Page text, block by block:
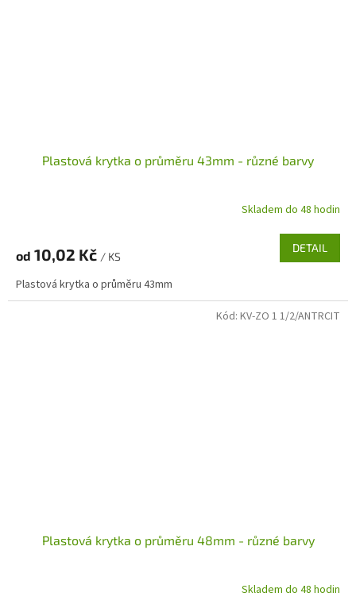
Plastová krytka o průměru 43mm - různé barvy
Skladem do 48 hodin
od 10,02 Kč / KS
DETAIL
Plastová krytka o průměru 43mm
Plastová krytka o průměru 48mm - různé barvy
Skladem do 48 hodin
Kód: KV-ZO 1 1/2/ANTRCIT